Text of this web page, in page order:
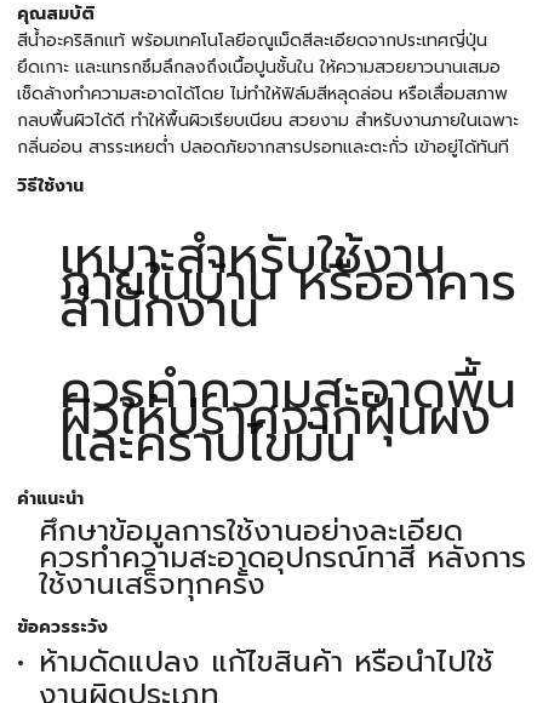
คุณสมบัติ
สีน้ำอะคริลิกแท้ พร้อมเทคโนโลยีอณูเม็ดสีละเอียดจากประเทศญี่ปุ่น
ยึดเกาะ และแทรกซึมลึกลงถึงเนื้อปูนชั้นใน ให้ความสวยยาวนานเสมอ
เช็ดล้างทำความสะอาดได้โดย ไม่ทำให้ฟิล์มสีหลุดล่อน หรือเสื่อมสภาพ
กลบพื้นผิวได้ดี ทำให้พื้นผิวเรียบเนียน สวยงาม สำหรับงานภายในเฉพาะ
กลิ่นอ่อน สารระเหยต่ำ ปลอดภัยจากสารปรอทและตะกั่ว เข้าอยู่ได้ทันที
วิธีใช้งาน
เหมาะสำหรับใช้งาน
ภายในบ้าน หรืออาคาร
สำนักงาน
ควรทำความสะอาดพื้น
ผิวให้ปราศจากฝุ่นผง
และคราบไขมัน
คำแนะนำ
ศึกษาข้อมูลการใช้งานอย่างละเอียด
ควรทำความสะอาดอุปกรณ์ทาสี หลังการ
ใช้งานเสร็จทุกครั้ง
ข้อควรระวัง
ห้ามดัดแปลง แก้ไขสินค้า หรือนำไปใช้